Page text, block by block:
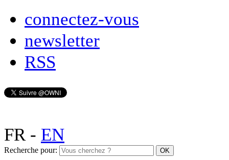
connectez-vous
newsletter
RSS
FR- EN
Recherche pour: